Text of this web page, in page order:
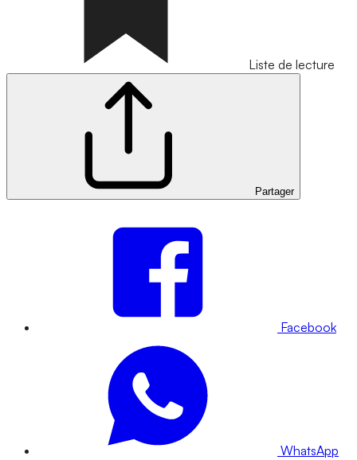
Liste de lecture
Partager
Facebook
WhatsApp